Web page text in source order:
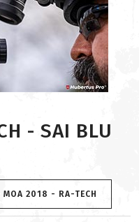
- SAI BLU
MOA 2018 - RA-TECH